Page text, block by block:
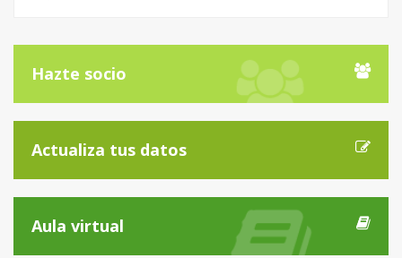
Hazte socio
Actualiza tus datos
Aula virtual